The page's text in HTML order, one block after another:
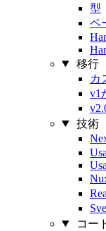
型
ペ
移行
カ
v1
技術
コー